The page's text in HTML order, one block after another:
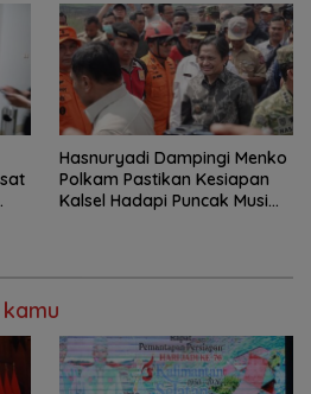
Hasnuryadi Dampingi Menko
Polkam Pastikan Kesiapan
Kalsel Hadapi Puncak Musim